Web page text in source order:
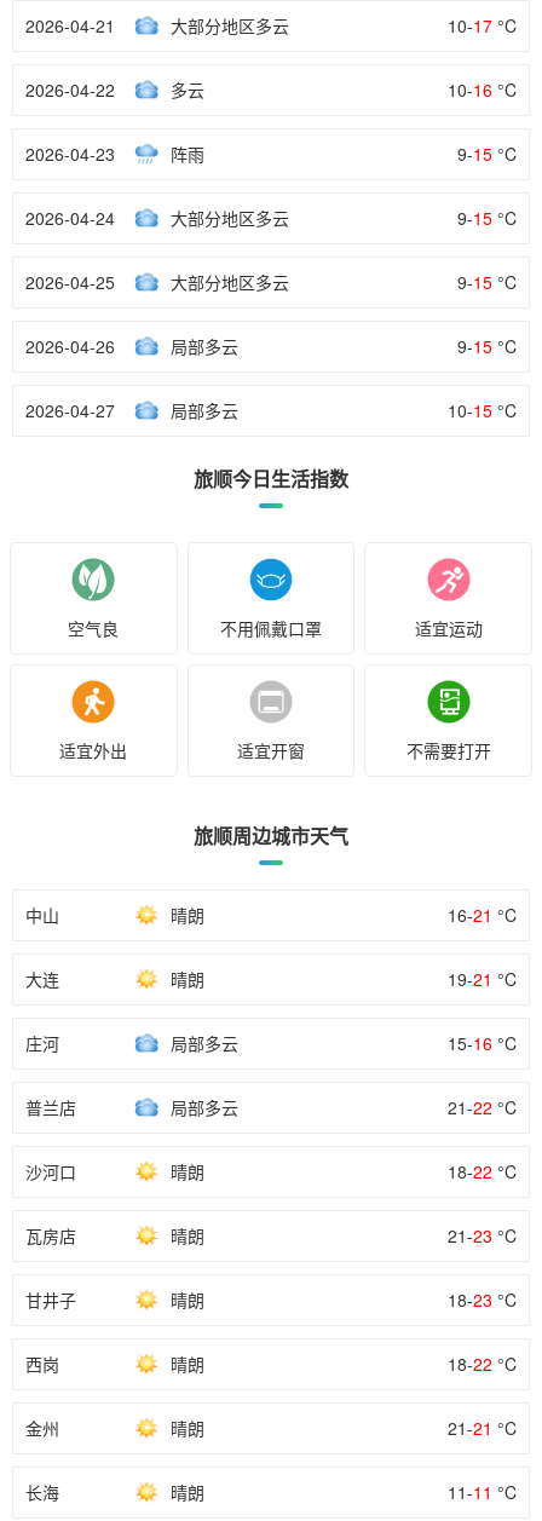
2026-04-21 大部分地区多云 10-17 °C
2026-04-22 多云 10-16 °C
2026-04-23 阵雨 9-15 °C
2026-04-24 大部分地区多云 9-15 °C
2026-04-25 大部分地区多云 9-15 °C
2026-04-26 局部多云 9-15 °C
2026-04-27 局部多云 10-15 °C
旅顺今日生活指数
空气良 不用佩戴口罩 适宜运动
适宜外出 适宜开窗 不需要打开
旅顺周边城市天气
中山 晴朗 16-21 °C
大连 晴朗 19-21 °C
庄河 局部多云 15-16 °C
普兰店 局部多云 21-22 °C
沙河口 晴朗 18-22 °C
瓦房店 晴朗 21-23 °C
甘井子 晴朗 18-23 °C
西岗 晴朗 18-22 °C
金州 晴朗 21-21 °C
长海 晴朗 11-11 °C